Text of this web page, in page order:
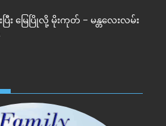
ြီး မြေပြိုလို့ မိုးကုတ် – မန္တလေးလမ်း